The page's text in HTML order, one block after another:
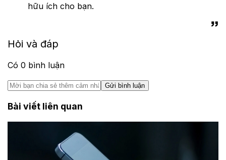
hữu ích cho bạn.
Hỏi và đáp
Có 0 bình luận
Gửi bình luận
Bài viết liên quan